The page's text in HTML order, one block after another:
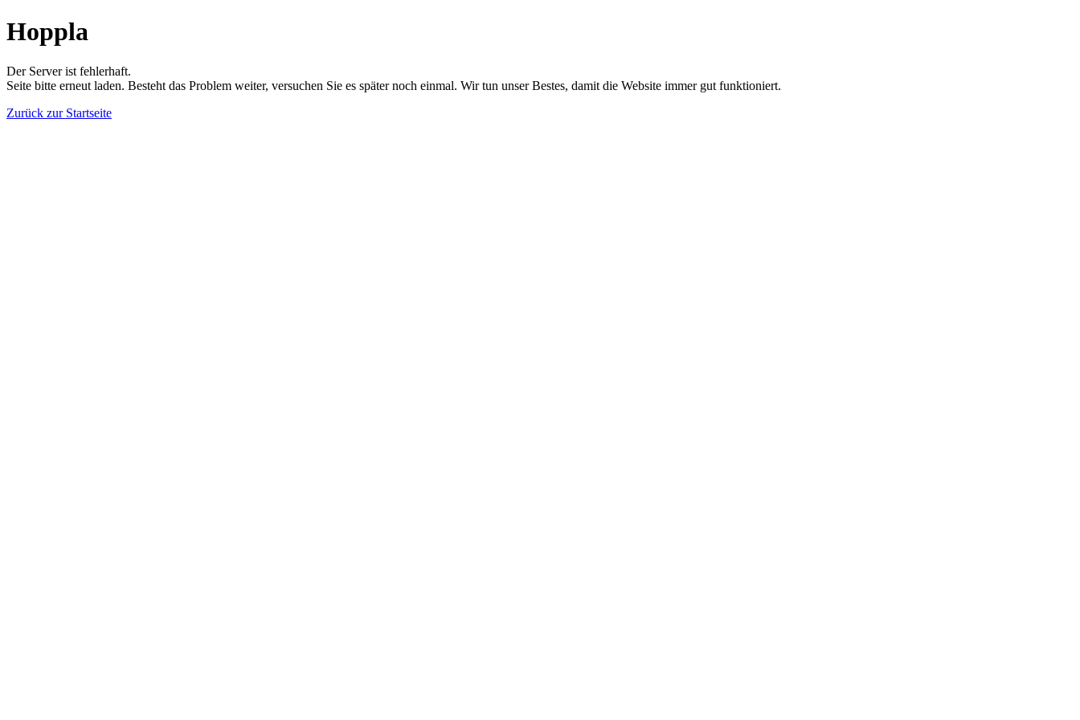
Hoppla
Der Server ist fehlerhaft.
Seite bitte erneut laden. Besteht das Problem weiter, versuchen Sie es später noch einmal. Wir tun unser Bestes, damit die Website immer gut funktioniert.
Zurück zur Startseite